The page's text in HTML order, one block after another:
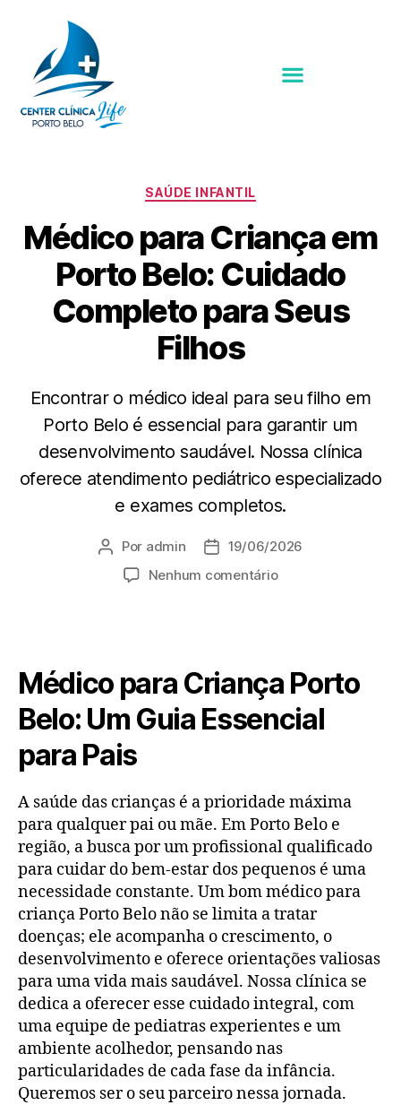
SAÚDE INFANTIL
Médico para Criança em
Porto Belo: Cuidado
Completo para Seus
Filhos
Encontrar o médico ideal para seu filho em
Porto Belo é essencial para garantir um
desenvolvimento saudável. Nossa clínica
oferece atendimento pediátrico especializado
e exames completos.
Por admin
19/06/2026
Nenhum comentário
Médico para Criança Porto
Belo: Um Guia Essencial
para Pais
A saúde das crianças é a prioridade máxima
para qualquer pai ou mãe. Em Porto Belo e
região, a busca por um profissional qualificado
para cuidar do bem-estar dos pequenos é uma
necessidade constante. Um bom médico para
criança Porto Belo não se limita a tratar
doenças; ele acompanha o crescimento, o
desenvolvimento e oferece orientações valiosas
para uma vida mais saudável. Nossa clínica se
dedica a oferecer esse cuidado integral, com
uma equipe de pediatras experientes e um
ambiente acolhedor, pensando nas
particularidades de cada fase da infância.
Queremos ser o seu parceiro nessa jornada.